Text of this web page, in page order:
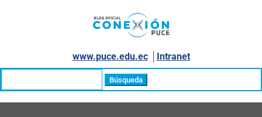
www.puce.edu.ec│ Intranet